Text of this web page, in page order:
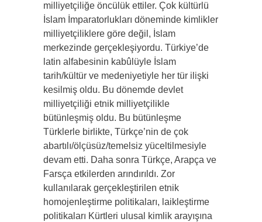
milliyetçiliğe öncülük ettiler. Çok kültürlü
İslam İmparatorlukları döneminde kimlikler
milliyetçiliklere göre değil, İslam
merkezinde gerçekleşiyordu. Türkiye’de
latin alfabesinin kabûlüyle İslam
tarih/kültür ve medeniyetiyle her tür ilişki
kesilmiş oldu. Bu dönemde devlet
milliyetçiliği etnik milliyetçilikle
bütünleşmiş oldu. Bu bütünleşme
Türklerle birlikte, Türkçe’nin de çok
abartılı/ölçüsüz/temelsiz yüceltilmesiyle
devam etti. Daha sonra Türkçe, Arapça ve
Farsça etkilerden arındırıldı. Zor
kullanılarak gerçekleştirilen etnik
homojenleştirme politikaları, laikleştirme
politikaları Kürtleri ulusal kimlik arayışına